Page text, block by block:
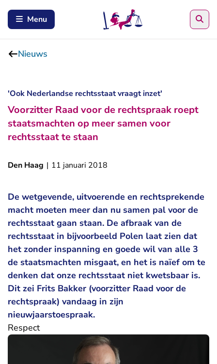
Menu
Nieuws
'Ook Nederlandse rechtsstaat vraagt inzet'
Voorzitter Raad voor de rechtspraak roept
staatsmachten op meer samen voor
rechtsstaat te staan
Den Haag | 11 januari 2018
De wetgevende, uitvoerende en rechtsprekende
macht moeten meer dan nu samen pal voor de
rechtsstaat gaan staan. De afbraak van de
rechtsstaat in bijvoorbeeld Polen laat zien dat
het zonder inspanning en goede wil van alle 3
de staatsmachten misgaat, en het is naïef om te
denken dat onze rechtsstaat niet kwetsbaar is.
Dit zei Frits Bakker (voorzitter Raad voor de
rechtspraak) vandaag in zijn
nieuwjaarstoespraak.
Respect